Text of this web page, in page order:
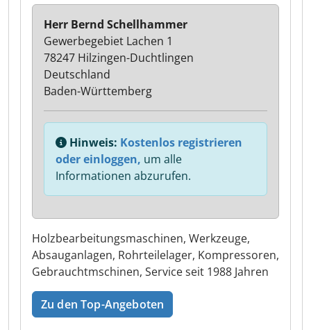
Holzbearbeitungsmaschinen, Werkzeuge,
Absauganlagen, Rohrteilelager, Kompressoren,
Gebrauchtmschinen, Service seit 1988 Jahren
Zu den Top-Angeboten
Herr Bernd Schellhammer
Gewerbegebiet Lachen 1
78247 Hilzingen-Duchtlingen
Deutschland
Baden-Württemberg
Hinweis: Kostenlos registrieren
oder einloggen, um alle
Informationen abzurufen.